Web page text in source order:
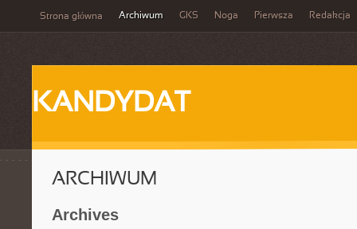
Strona główna Archiwum GKS Noga Pierwsza Redakcja
KANDYDAT
ARCHIWUM
Archives